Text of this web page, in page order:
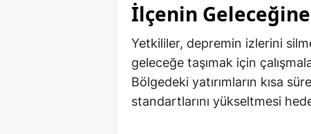
İlçenin
Yetkililer, depremin izlerini
geleceğe taşımak için
Bölgedeki yatırımların kısa
standartlarını yükseltmesi